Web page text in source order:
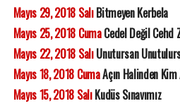
Mayıs 29, 2018 SalıBitmeyen Kerbela
Mayıs 25, 2018 CumaCedel Değil Cehd
Mayıs 22, 2018 SalıUnutursan
Mayıs 18, 2018 CumaAçın Halinden
Mayıs 15, 2018 SalıKudüs Sınavımız